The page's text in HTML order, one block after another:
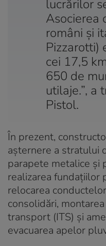
lucrărilor
Asocierea
români și
Pizzarotti)
cei 17,5
650 de
utilaje.”, a
Pistol.
În prezent,
așternere a stratului
parapete metalice și
realizarea fundațiilor
relocarea
consolidări,
transport (ITS) și
evacuarea apelor